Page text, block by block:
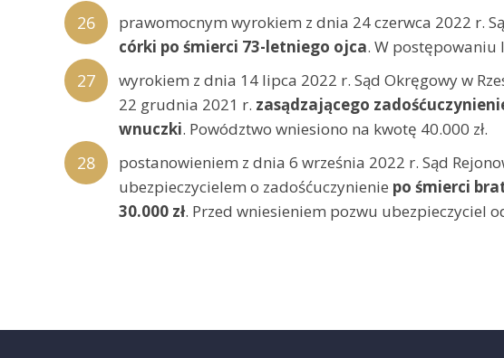
prawomocnym wyrokiem z dnia 24 czerwca 2022 r.
córki po śmierci 73-letniego ojca. W postępowaniu
wyrokiem z dnia 14 lipca 2022 r. Sąd Okręgowy w
22 grudnia 2021 r. zasądzającego
wnuczki. Powództwo wniesiono na kwotę 40.000 zł.
postanowieniem z dnia 6 września 2022 r. Sąd
ubezpieczycielem o zadośćuczynienie po śmierci
30.000 zł. Przed wniesieniem pozwu ubezpieczyciel